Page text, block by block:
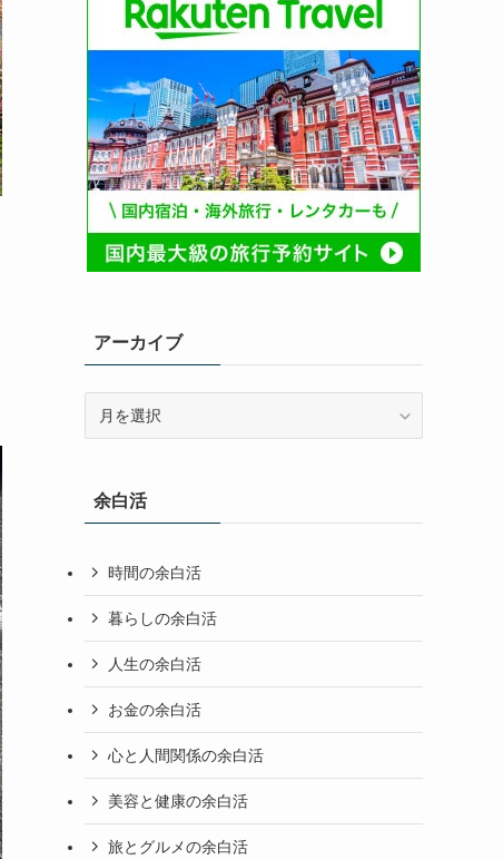
アーカイブ
ブ余白活
時間の余白活
暮らしの余白活
人生の余白活
お金の余白活
心と人間関係の余白活
美容と健康の余白活
旅とグルメの余白活